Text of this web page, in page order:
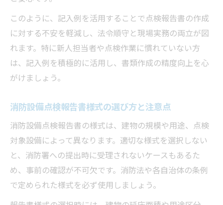
このように、記入例を活用することで点検報告書の作成
に対する不安を軽減し、法令順守と現場実務の両立が図
れます。特に新人担当者や点検作業に慣れていない方
は、記入例を積極的に活用し、書類作成の精度向上を心
がけましょう。
消防設備点検報告書様式の選び方と注意点
消防設備点検報告書の様式は、建物の規模や用途、点検
対象設備によって異なります。適切な様式を選択しない
と、消防署への提出時に受理されないケースもあるた
め、事前の確認が不可欠です。消防法や各自治体の条例
で定められた様式を必ず使用しましょう。